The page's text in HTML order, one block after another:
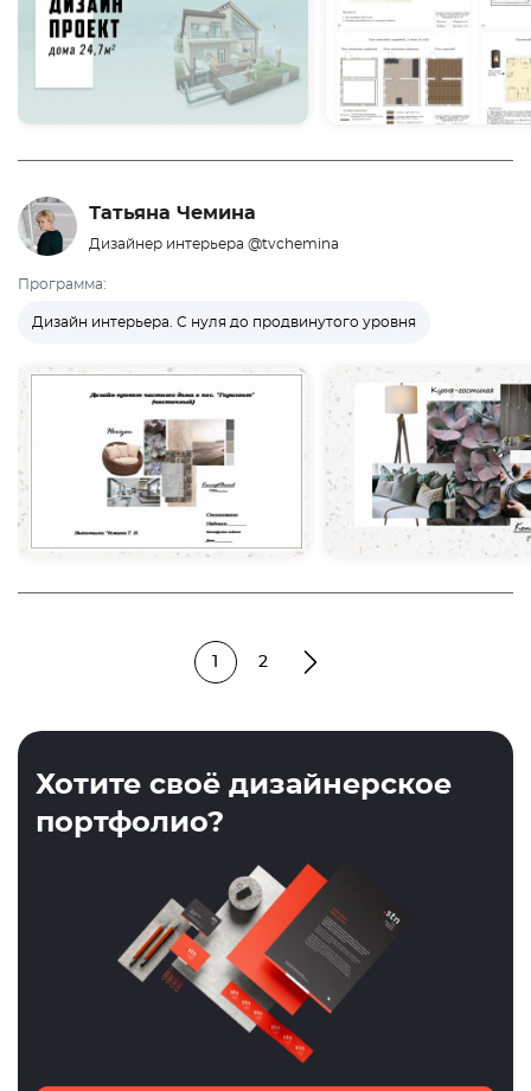
Татьяна Чемина
Дизайнер интерьера @tvchemina
Программа:
Дизайн интерьера. С нуля до продвинутого уровня
2
Хотите своё дизайнерское
портфолио?